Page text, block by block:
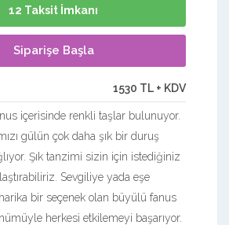
12 Taksit İmkanı
Siparişe Başla
1530 TL + KDV
içerisinde renkli taşlar bulunuyor.
gülün çok daha şık bir duruş
Şık tanzimi sizin için istediğiniz
Sevgiliye yada eşe
bir seçenek olan büyülü fanus
herkesi etkilemeyi başarıyor.